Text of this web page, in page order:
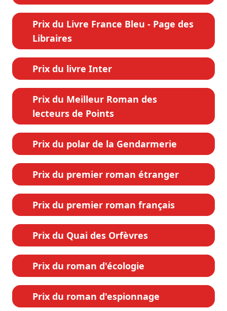
Prix du Livre France Bleu - Page des
Libraires
Prix du livre Inter
Prix du Meilleur Roman des
lecteurs de Points
Prix du polar de la Gendarmerie
Prix du premier roman étranger
Prix du premier roman français
Prix du Quai des Orfèvres
Prix du roman d'écologie
Prix du roman d'espionnage